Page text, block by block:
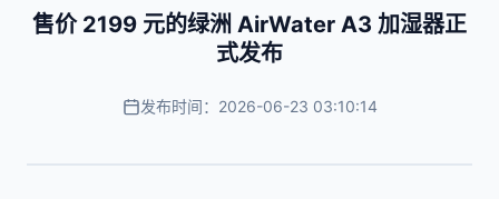
售价 2199 元的绿洲 AirWater A3 加湿器正
式发布
发布时间：2026-06-23 03:10:14